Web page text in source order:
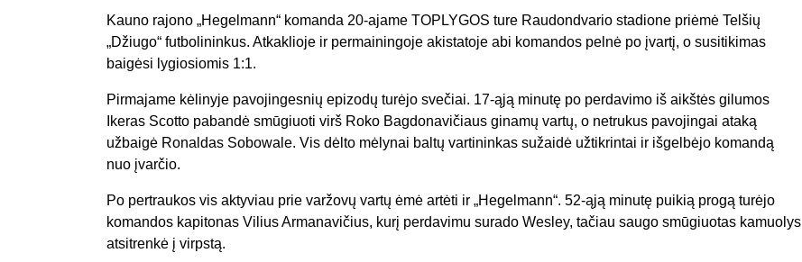
Kauno rajono „Hegelmann“ komanda 20-ajame TOPLYGOS ture Raudondvario stadione priėmė Telšių
„Džiugo“ futbolininkus. Atkaklioje ir permainingoje akistatoje abi komandos pelnė po įvartį, o susitikimas
baigėsi lygiosiomis 1:1.
Pirmajame kėlinyje pavojingesnių epizodų turėjo svečiai. 17-ąją minutę po perdavimo iš aikštės gilumos
Ikeras Scotto pabandė smūgiuoti virš Roko Bagdonavičiaus ginamų vartų, o netrukus pavojingai ataką
užbaigė Ronaldas Sobowale. Vis dėlto mėlynai baltų vartininkas sužaidė užtikrintai ir išgelbėjo komandą
nuo įvarčio.
Po pertraukos vis aktyviau prie varžovų vartų ėmė artėti ir „Hegelmann“. 52-ąją minutę puikią progą turėjo
komandos kapitonas Vilius Armanavičius, kurį perdavimu surado Wesley, tačiau saugo smūgiuotas kamuolys
atsitrenkė į virpstą.